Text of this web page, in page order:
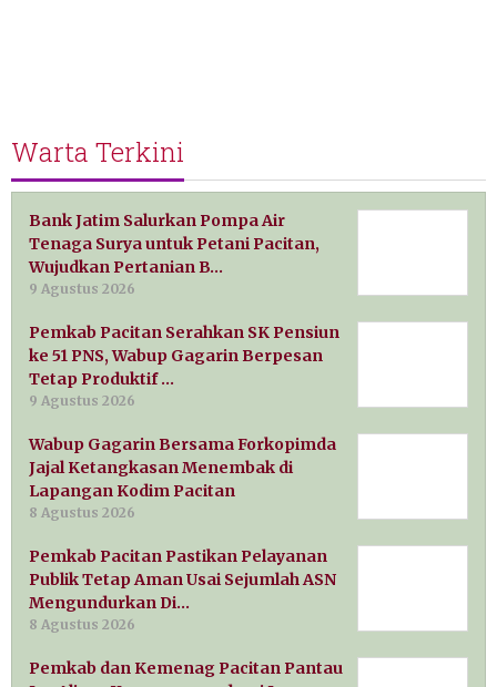
Warta Terkini
Bank Jatim Salurkan Pompa Air
Tenaga Surya untuk Petani Pacitan,
Wujudkan Pertanian B…
9 Agustus 2026
Pemkab Pacitan Serahkan SK Pensiun
ke 51 PNS, Wabup Gagarin Berpesan
Tetap Produktif …
9 Agustus 2026
Wabup Gagarin Bersama Forkopimda
Jajal Ketangkasan Menembak di
Lapangan Kodim Pacitan
8 Agustus 2026
Pemkab Pacitan Pastikan Pelayanan
Publik Tetap Aman Usai Sejumlah ASN
Mengundurkan Di…
8 Agustus 2026
Pemkab dan Kemenag Pacitan Pantau